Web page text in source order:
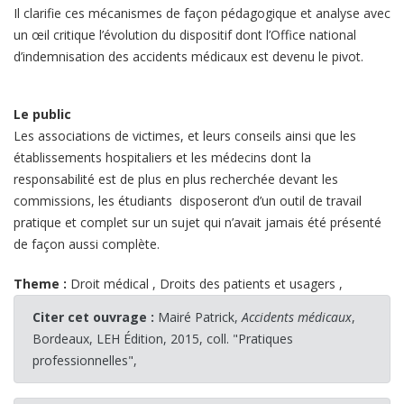
Il clarifie ces mécanismes de façon pédagogique et analyse avec
un œil critique l’évolution du dispositif dont l’Office national
d’indemnisation des accidents médicaux est devenu le pivot.
Le public
Les associations de victimes, et leurs conseils ainsi que les
établissements hospitaliers et les médecins dont la
responsabilité est de plus en plus recherchée devant les
commissions, les étudiants disposeront d’un outil de travail
pratique et complet sur un sujet qui n’avait jamais été présenté
de façon aussi complète.
Theme : Droit médical , Droits des patients et usagers ,
Citer cet ouvrage : Mairé Patrick,Accidents médicaux,
Bordeaux, LEH Édition, 2015, coll. "Pratiques
professionnelles",